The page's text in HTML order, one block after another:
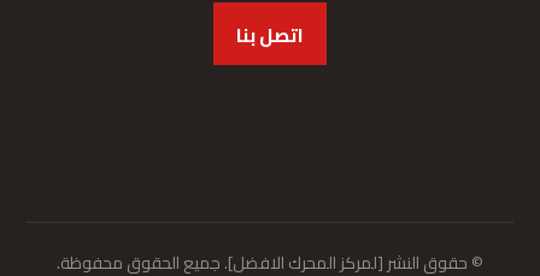
اتصل بنا
© حقوق النشر [لمركز المحرك الافضل]. جميع الحقوق محفوظة.